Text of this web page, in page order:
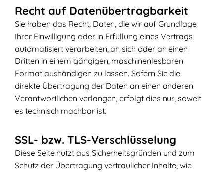
Recht auf Datenübertragbarkeit
Sie haben das Recht, Daten, die wir auf Grundlage
Ihrer Einwilligung oder in Erfüllung eines Vertrags
automatisiert verarbeiten, an sich oder an einen
Dritten in einem gängigen, maschinenlesbaren
Format aushändigen zu lassen. Sofern Sie die
direkte Übertragung der Daten an einen anderen
Verantwortlichen verlangen, erfolgt dies nur, soweit
es technisch machbar ist.
SSL- bzw. TLS-Verschlüsselung
Diese Seite nutzt aus Sicherheitsgründen und zum
Schutz der Übertragung vertraulicher Inhalte, wie